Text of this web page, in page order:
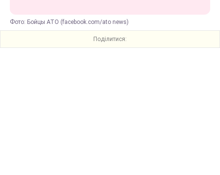
Фото: Бойцы АТО (facebook.com/ato news)
Поділитися: